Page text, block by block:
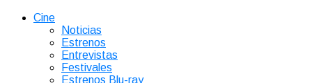
Cine
Noticias
Estrenos
Entrevistas
Festivales
Estrenos Blu-ray